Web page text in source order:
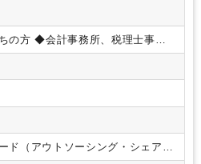
の方 ◆会計事務所、税理士事務
ド（アウトソーシング・シェアー